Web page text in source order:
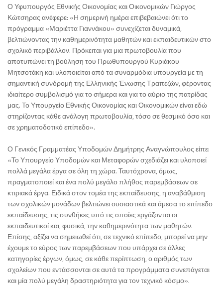
Ο Υφυπουργός Εθνικής Οικονομίας και Οικονομικών Γιώργος
Κώτσηρας ανέφερε: «Η σημερινή ημέρα επιβεβαιώνει ότι το
πρόγραμμα «Μαριέττα Γιαννάκου» συνεχίζεται δυναμικά,
βελτιώνοντας την καθημερινότητα μαθητών και εκπαιδευτικών στο
σχολικό περιβάλλον. Πρόκειται για μια πρωτοβουλία που
αποτυπώνει τη βούληση του Πρωθυπουργού Κυριάκου
Μητσοτάκη και υλοποιείται από τα συναρμόδια υπουργεία με τη
σημαντική συνδρομή της Ελληνικής Ένωσης Τραπεζών, φέροντας
ιδιαίτερο συμβολισμό για το σήμερα και για το αύριο της πατρίδας
μας. Το Υπουργείο Εθνικής Οικονομίας και Οικονομικών είναι εδώ
στηρίζοντας κάθε ανάλογη πρωτοβουλία, τόσο σε θεσμικό όσο και
σε χρηματοδοτικό επίπεδο».
Ο Γενικός Γραμματέας Υποδομών Δημήτρης Αναγνώπουλος είπε:
«Το Υπουργείο Υποδομών και Μεταφορών σχεδιάζει και υλοποιεί
πολλά μεγάλα έργα σε όλη τη χώρα. Ταυτόχρονα, όμως,
πραγματοποιεί και ένα πολύ μεγάλο πλήθος παρεμβάσεων σε
κτιριακά έργα. Ειδικά στον τομέα της εκπαίδευσης, η αναβάθμιση
των σχολικών μονάδων βελτιώνει ουσιαστικά και άμεσα το επίπεδο
εκπαίδευσης, τις συνθήκες υπό τις οποίες εργάζονται οι
εκπαιδευτικοί και, φυσικά, την καθημερινότητα των μαθητών.
Επίσης, αξίζει να σημειωθεί ότι, σε τεχνικό επίπεδο, μπορεί να μην
έχουμε το εύρος των παρεμβάσεων που υπάρχει σε άλλες
κατηγορίες έργων, όμως, σε κάθε περίπτωση, ο αριθμός των
σχολείων που εντάσσονται σε αυτά τα προγράμματα συνεπάγεται
και μία πολύ μεγάλη δραστηριότητα για τον τεχνικό κόσμο».